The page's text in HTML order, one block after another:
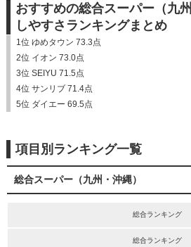
おすすめの総合スーパー（九
しやすさランキングまとめ
1位 ゆめタウン 73.3点
2位 イオン 73.0点
3位 SEIYU 71.5点
4位 サンリブ 71.4点
5位 ダイエー 69.5点
項目別ランキング一覧
総合スーパー（九州・沖縄）
総合ランキング
総合ランキング